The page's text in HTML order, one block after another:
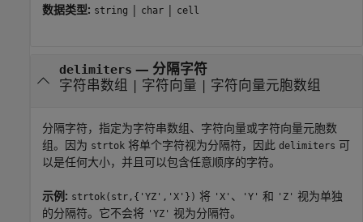
数据类型: string | char | cell
delimiters — 分隔字符
字符串数组 | 字符向量 | 字符向量元胞数组
分隔字符，指定为字符串数组、字符向量或字符向量元胞数
组。因为 strtok 将单个字符视为分隔符，因此 delimiters 可
以是任何大小，并且可以包含任意顺序的字符。
示例: strtok(str,{'YZ','X'}) 将 'X' 、 'Y' 和 'Z' 视为单独
的分隔符。它不会将 'YZ' 视为分隔符。